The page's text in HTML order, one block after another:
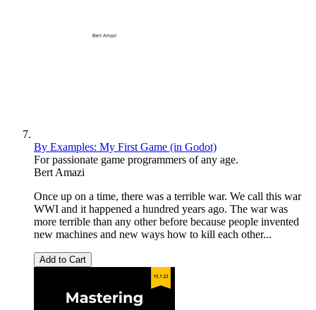
By Examples: My First Game (in Godot)
For passionate game programmers of any age.
Bert Amazi
Once up on a time, there was a terrible war. We call this war
WWI and it happened a hundred years ago. The war was
more terrible than any other before because people invented
new machines and new ways how to kill each other...
Add to Cart